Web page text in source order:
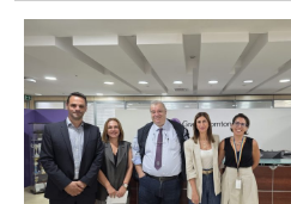
Ιουλίου στο Blagoevgrad της
συμμετείχαν 447 φοιτητές
πανεπιστήμια από 46 χώρες.
επίσης το Εθνικό Μετσόβιο
Πανεπιστήμιο […]